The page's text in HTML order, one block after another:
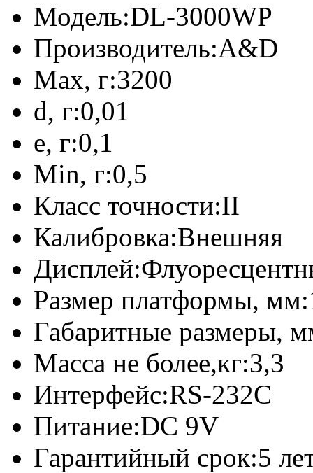
Модель:DL-3000WP
Производитель:A&D
Max, г:3200
d, г:0,01
e, г:0,1
Min, г:0,5
Класс точности:II
Калибровка:Внешняя
Дисплей:
Размер платформы, мм:
Габаритные размеры,
Масса не более,кг:3,3
Интерфейс:RS-232C
Питание:DC 9V
Гарантийный срок:5